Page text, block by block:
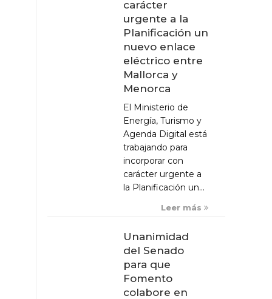
carácter
urgente a la
Planificación un
nuevo enlace
eléctrico entre
Mallorca y
Menorca
El Ministerio de
Energía, Turismo y
Agenda Digital está
trabajando para
incorporar con
carácter urgente a
la Planificación un...
Leer más
Unanimidad
del Senado
para que
Fomento
colabore en